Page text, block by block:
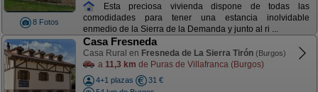
8 Fotos
Esta preciosa vivienda dispone de todas las
comodidades para tener una estancia inolvidable
enmedio de la Sierra de la Demanda y junto al ri ...
Casa Fresneda
Casa Rural en Fresneda de La Sierra Tirón (Burgos)
a 11,3 km de Puras de Villafranca (Burgos)
4+1 plazas
31 €